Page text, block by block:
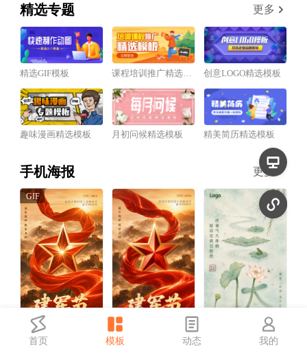
精选专题 更多
精选GIF模板 课程培训推广精选模板 创意LOGO精选模板
趣味漫画精选模板 月初问候精选模板 精美简历精选模板
手机海报 更多
红金风建军节祝福宣传手机海报 中国风三伏天祝福宣传手机海报
首页 模板 动态 我的